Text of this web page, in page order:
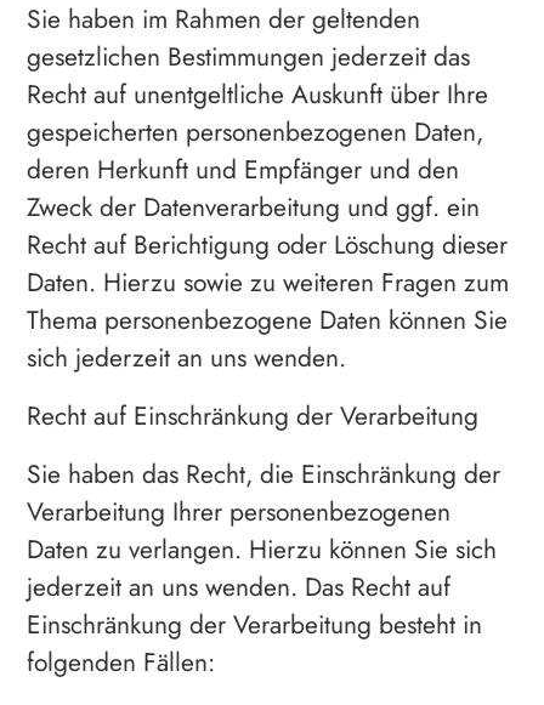
Sie haben im Rahmen der geltenden
gesetzlichen Bestimmungen jederzeit das
Recht auf unentgeltliche Auskunft über Ihre
gespeicherten personenbezogenen Daten,
deren Herkunft und Empfänger und den
Zweck der Datenverarbeitung und ggf. ein
Recht auf Berichtigung oder Löschung dieser
Daten. Hierzu sowie zu weiteren Fragen zum
Thema personenbezogene Daten können Sie
sich jederzeit an uns wenden.
Recht auf Einschränkung der Verarbeitung
Sie haben das Recht, die Einschränkung der
Verarbeitung Ihrer personenbezogenen
Daten zu verlangen. Hierzu können Sie sich
jederzeit an uns wenden. Das Recht auf
Einschränkung der Verarbeitung besteht in
folgenden Fällen: